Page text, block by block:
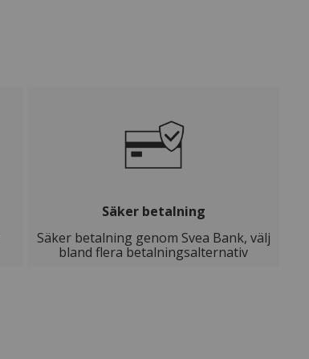
Säker betalning
Säker betalning genom Svea Bank, välj
bland flera betalningsalternativ